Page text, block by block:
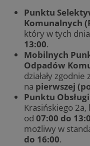
Punktu
Komunalnych
który w tych
13:00.
Mobilnych
Odpadów
działały
na pierwszej
Punktu
Krasińskiego
od 07:00 do
możliwy w
do 16:00.